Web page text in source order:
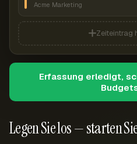
Legen Sie los — starten
Acme Marketing
Zeiteintrag
Erfassung erledigt,